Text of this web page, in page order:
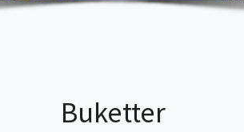
Buketter